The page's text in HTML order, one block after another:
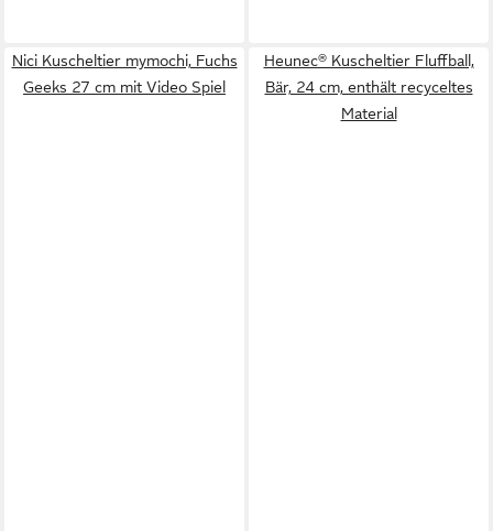
Nici Kuscheltier mymochi, Fuchs
Geeks 27 cm mit Video Spiel
Heunec® Kuscheltier Fluffball,
Bär, 24 cm, enthält recyceltes
Material